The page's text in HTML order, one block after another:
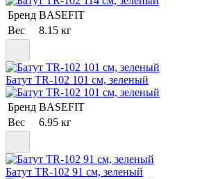
Бренд BASEFIT
Вес
8.15 кг
Батут TR-102 101 см, зеленый
Бренд BASEFIT
Вес
6.95 кг
Батут TR-102 91 см, зеленый